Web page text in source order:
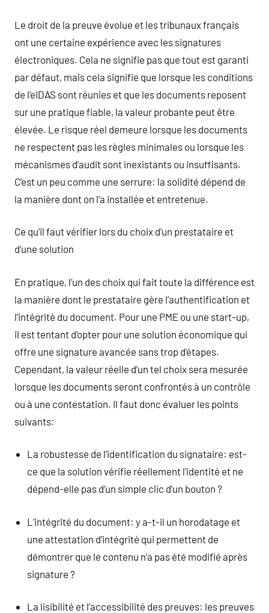
Le droit de la preuve évolue et les tribunaux français
ont une certaine expérience avec les signatures
électroniques. Cela ne signifie pas que tout est garanti
par défaut, mais cela signifie que lorsque les conditions
de l’eIDAS sont réunies et que les documents reposent
sur une pratique fiable, la valeur probante peut être
élevée. Le risque réel demeure lorsque les documents
ne respectent pas les règles minimales ou lorsque les
mécanismes d’audit sont inexistants ou insuffisants.
C’est un peu comme une serrure: la solidité dépend de
la manière dont on l’a installée et entretenue.
Ce qu’il faut vérifier lors du choix d’un prestataire et
d’une solution
En pratique, l’un des choix qui fait toute la différence est
la manière dont le prestataire gère l’authentification et
l’intégrité du document. Pour une PME ou une start-up,
il est tentant d’opter pour une solution économique qui
offre une signature avancée sans trop d’étapes.
Cependant, la valeur réelle d’un tel choix sera mesurée
lorsque les documents seront confrontés à un contrôle
ou à une contestation. Il faut donc évaluer les points
suivants:
La robustesse de l’identification du signataire: est-
ce que la solution vérifie réellement l’identité et ne
dépend-elle pas d’un simple clic d’un bouton ?
L’intégrité du document: y a-t-il un horodatage et
une attestation d’intégrité qui permettent de
démontrer que le contenu n’a pas été modifié après
signature ?
La lisibilité et l’accessibilité des preuves: les preuves